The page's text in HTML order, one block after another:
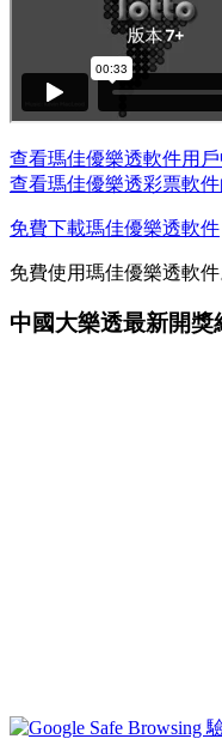
查看瑪佳優樂透軟件用
查看瑪佳優樂透彩票軟
免費下載瑪佳優樂透軟件
免費使用瑪佳優樂透軟
中國大樂透最新開獎